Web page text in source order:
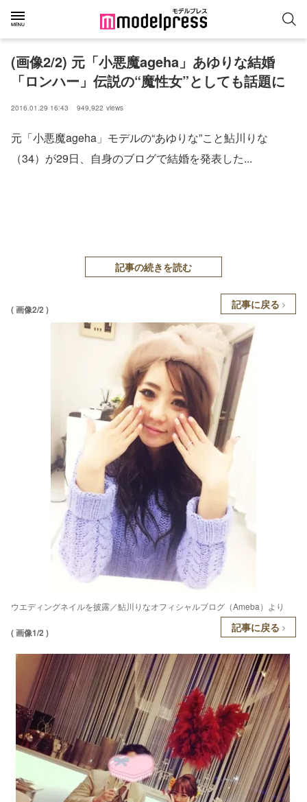
(画像2/2) 元「小悪魔ageha」あゆりな結婚
「ロンハー」伝説の“魔性女”としても話題に
2016.01.29 16:43 949,922 views
元「小悪魔ageha」モデルの“あゆりな”こと鮎川りな
（34）が29日、自身のブログで結婚を発表した...
記事の続きを読む
( 画像2/2 ) 記事に戻る
ウエディングネイルを披露／鮎川りなオフィシャルブログ（Ameba）より
( 画像1/2 ) 記事に戻る